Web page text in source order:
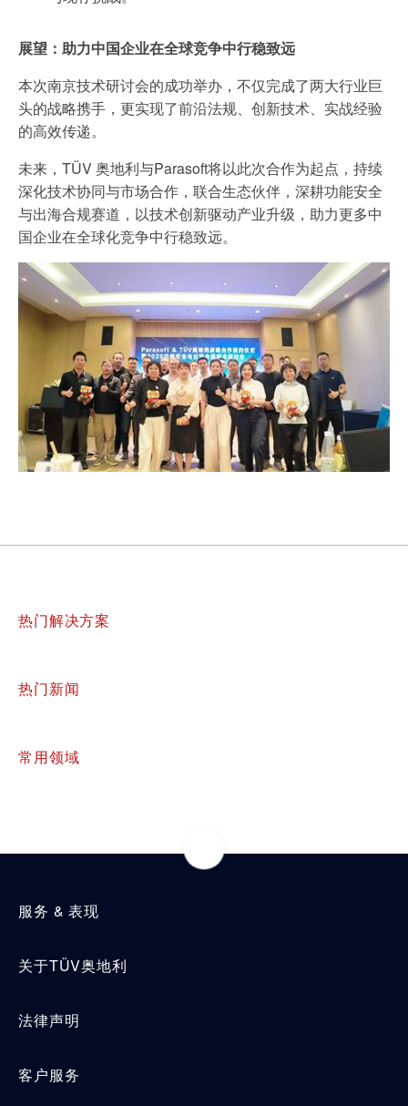
展望：助力中国企业在全球竞争中行稳致远
本次南京技术研讨会的成功举办，不仅完成了两大行业巨
头的战略携手，更实现了前沿法规、创新技术、实战经验
的高效传递。
未来，TÜV 奥地利与Parasoft将以此次合作为起点，持续
深化技术协同与市场合作，联合生态伙伴，深耕功能安全
与出海合规赛道，以技术创新驱动产业升级，助力更多中
国企业在全球化竞争中行稳致远。
热门解决方案
热门新闻
常用领域
服务 & 表现
关于TÜV奥地利
法律声明
客户服务